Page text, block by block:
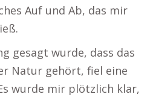
Auf und Ab, das mir
gesagt wurde, dass das
Natur gehört, fiel eine
wurde mir plötzlich klar,